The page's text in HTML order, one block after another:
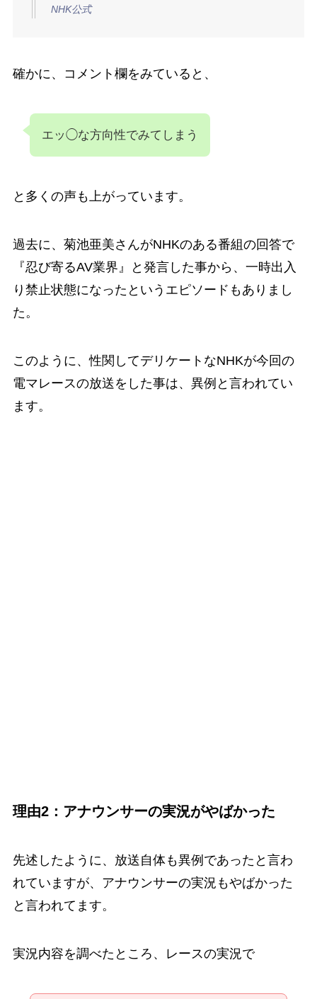
NHK公式
確かに、コメント欄をみていると、
エッ◯な方向性でみてしまう
と多くの声も上がっています。
過去に、菊池亜美さんがNHKのある番組の回答で
『忍び寄るAV業界』と発言した事から、一時出入
り禁止状態になったというエピソードもありまし
た。
このように、性関してデリケートなNHKが今回の
電マレースの放送をした事は、異例と言われてい
ます。
理由2：アナウンサーの実況がやばかった
先述したように、放送自体も異例であったと言わ
れていますが、アナウンサーの実況もやばかった
と言われてます。
実況内容を調べたところ、レースの実況で